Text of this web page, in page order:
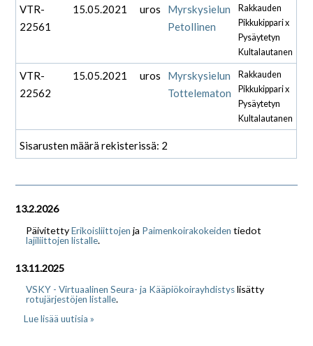
VTR-
22561
15.05.2021 uros
Myrskysielun
Petollinen
Rakkauden
Pikkukippari x
Pysäytetyn
Kultalautanen
VTR-
22562
15.05.2021 uros
Myrskysielun
Tottelematon
Rakkauden
Pikkukippari x
Pysäytetyn
Kultalautanen
Sisarusten määrä rekisterissä: 2
13.2.2026
PäivitettyErikoisliittojen ja Paimenkoirakokeiden tiedot
lajiliittojen listalle.
13.11.2025
VSKY - Virtuaalinen Seura- ja Kääpiökoirayhdistyslisätty
rotujärjestöjen listalle.
Lue lisää uutisia »